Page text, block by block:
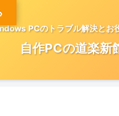
PCのトラブル解決とお
自作PCの道楽新